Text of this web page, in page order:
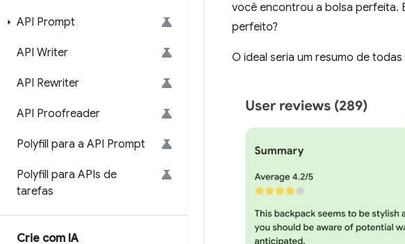
API Prompt
API Writer
API Rewriter
API Proofreader
Polyfill para a API Prompt
Polyfill para APIs de
tarefas
Crie com IA
você encontrou a bolsa perfeita.
perfeito?
O ideal seria um resumo de